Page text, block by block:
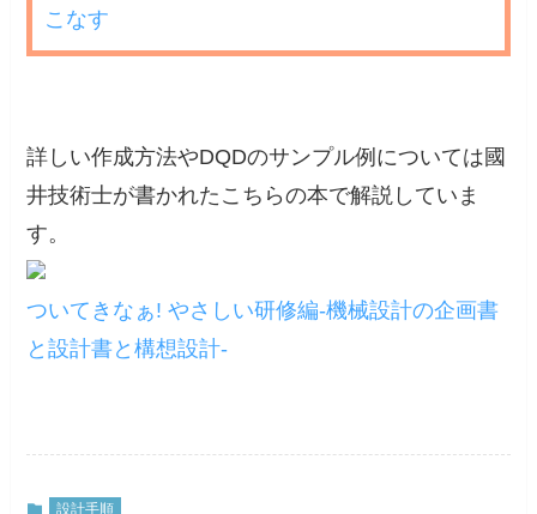
こなす
詳しい作成方法やDQDのサンプル例については國
井技術士が書かれたこちらの本で解説していま
す。
ついてきなぁ! やさしい研修編-機械設計の企画書
と設計書と構想設計-
設計手順